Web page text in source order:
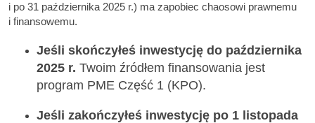
i po 31 października 2025 r.) ma zapobiec chaosowi prawnemu
i finansowemu.
Jeśli skończyłeś inwestycję do października
2025 r. Twoim źródłem finansowania jest
program PME Część 1 (KPO).
Jeśli zakończyłeś inwestycję po 1 listopada